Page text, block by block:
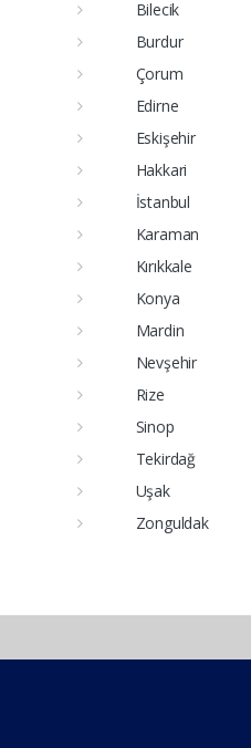
Bilecik
Burdur
Çorum
Edirne
Eskişehir
Hakkari
İstanbul
Karaman
Kırıkkale
Konya
Mardin
Nevşehir
Rize
Sinop
Tekirdağ
Uşak
Zonguldak